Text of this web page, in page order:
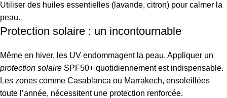
Utiliser des huiles essentielles (lavande, citron) pour calmer la
peau.
Protection solaire : un incontournable
Même en hiver, les UV endommagent la peau. Appliquer un
protection solaire SPF50+ quotidiennement est indispensable.
Les zones comme Casablanca ou Marrakech, ensoleillées
toute l’année, nécessitent une protection renforcée.